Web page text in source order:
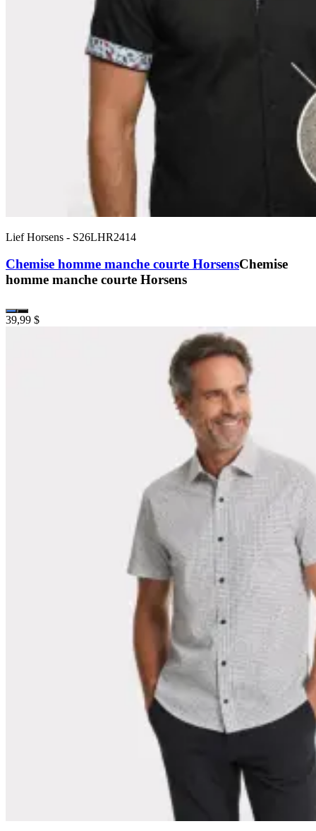
Lief Horsens - S26LHR2414
Chemise homme manche courte HorsensChemise
homme manche courte Horsens
39,99 $